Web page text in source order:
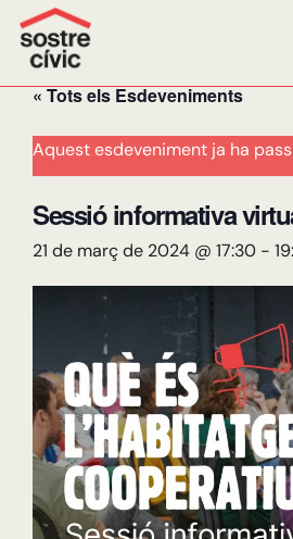
« Tots els Esdeveniments
Aquest esdeveniment ja ha
Sessió informativa
21 de març de 2024 @ 17:30 -